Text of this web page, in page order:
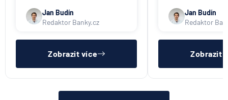
Jan Budín
Redaktor Banky.cz
Zobrazit více
Jan Budín
Redaktor
Zobrazit